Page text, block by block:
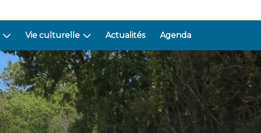
Vie culturelle Actualités Agenda